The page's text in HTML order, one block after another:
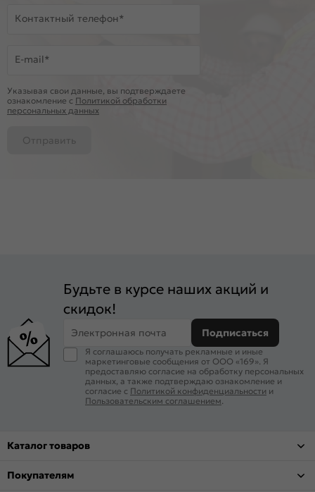
Контактный телефон*
E-mail*
Указывая свои данные, вы подтверждаете
ознакомление c Политикой обработки
персональных данных
Отправить
Будьте в курсе наших акций и
скидок!
Электронная почта Подписаться
Я соглашаюсь получать рекламные и иные
маркетинговые сообщения от ООО «169». Я
предоставляю согласие на обработку персональных
данных, а также подтверждаю ознакомление и
согласие с Политикой конфиденциальности и
Пользовательским соглашением
Каталог товаров
Покупателям